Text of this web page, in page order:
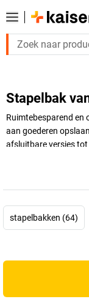
Stapelbak
Ruimtebesparend en
aan goederen
afsluitbare versies
stalen
stapelbakken (64)